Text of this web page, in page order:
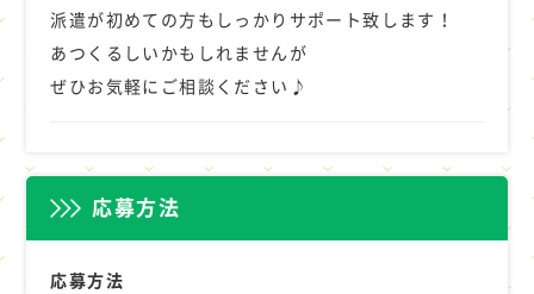
派遣が初めての方もしっかりサポート致します！
あつくるしいかもしれませんが
ぜひお気軽にご相談ください♪
応募方法
応募方法